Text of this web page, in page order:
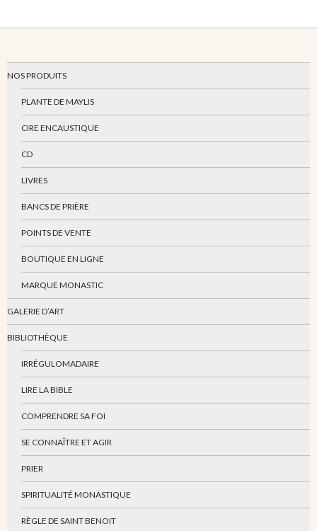
NOS PRODUITS
PLANTE DE MAYLIS
CIRE ENCAUSTIQUE
CD
LIVRES
BANCS DE PRIÈRE
POINTS DE VENTE
BOUTIQUE EN LIGNE
MARQUE MONASTIC
GALERIE D’ART
BIBLIOTHÈQUE
IRRÉGULOMADAIRE
LIRE LA BIBLE
COMPRENDRE SA FOI
SE CONNAÎTRE ET AGIR
PRIER
SPIRITUALITÉ MONASTIQUE
RÈGLE DE SAINT BENOIT